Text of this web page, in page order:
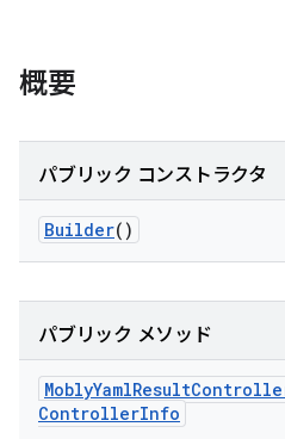
概要
パブリック コンストラクタ
Builder()
パブリック メソッド
MoblyYamlResult
ControllerInfo